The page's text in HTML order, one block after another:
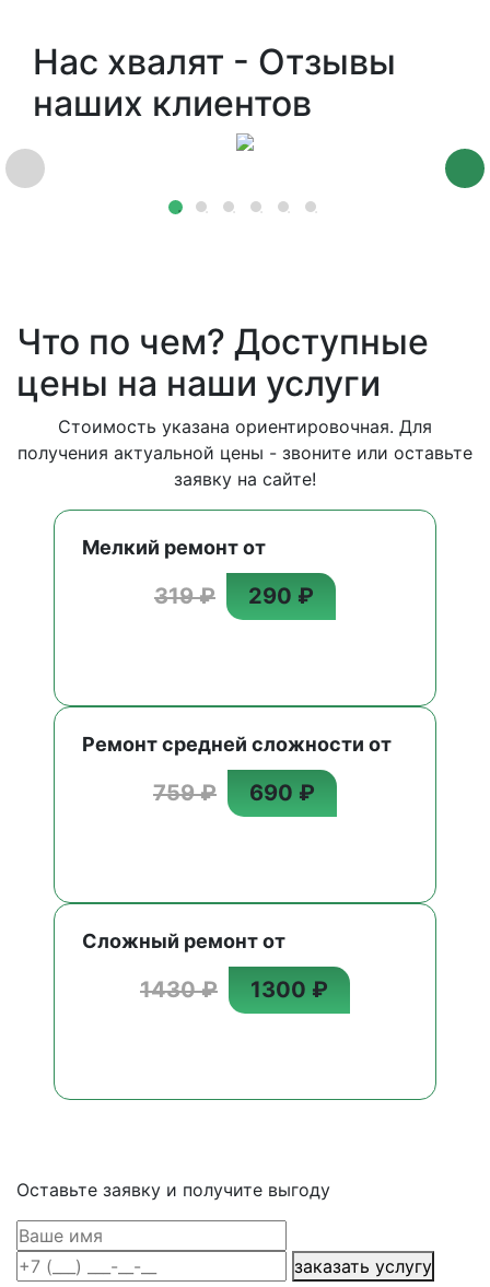
Нас хвалят - Отзывы
наших клиентов
Что по чем? Доступные
цены на наши услуги
Стоимость указана ориентировочная. Для
получения актуальной цены - звоните или оставьте
заявку на сайте!
Мелкий ремонт от
319 ₽ 290 ₽
Ремонт средней сложности от
759 ₽ 690 ₽
Сложный ремонт от
1430 ₽ 1300 ₽
Оставьте заявку и получите выгоду
заказать услугу